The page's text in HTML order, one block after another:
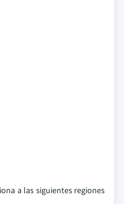
a las siguientes regiones